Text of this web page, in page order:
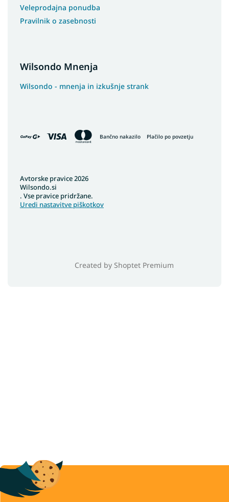
Veleprodajna ponudba
Pravilnik o zasebnosti
Wilsondo Mnenja
Wilsondo - mnenja in izkušnje strank
Bančno nakazilo Plačilo po povzetju
Created by Shoptet Premium
Avtorske pravice 2026
Wilsondo.si
. Vse pravice pridržane.
Uredi nastavitve piškotkov